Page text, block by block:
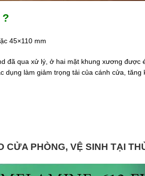
?
45×110 mm
đã qua xử lý, ở hai mặt khung xương được
làm giảm trọng tải của cánh cửa, tăng
CỬA PHÒNG, VỆ SINH TẠI